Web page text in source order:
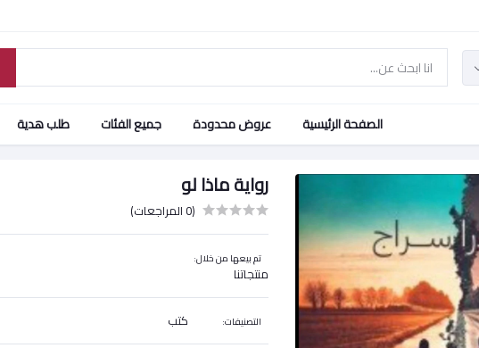
الصفحة الرئيسية عروض محدودة جميع الفئات طلب هدية
رواية ماذا لو
(0 المراجعات)
تم بيعها من خلال:
منتجاتنا
التصنيفات: كتب